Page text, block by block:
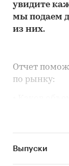
увидите
мы подаем
из них.
Отчет
по рынку:
• Каков
телефонов в
России?
• Рынок
Выпуски